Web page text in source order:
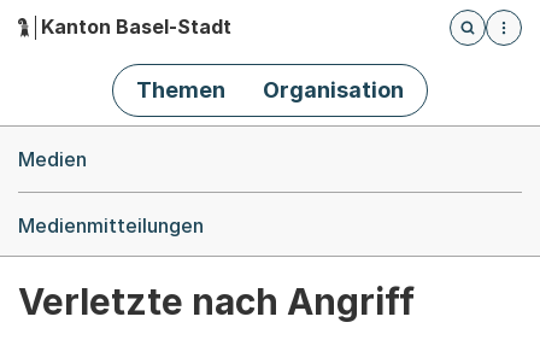
Hauptnavigation
Kanton Basel-Stadt
Öffnet
Themen Organisation
Medien
Medienmitteilungen
Verletzte nach Angriff